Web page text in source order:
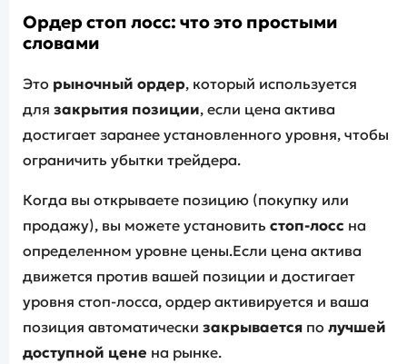
Ордер стоп лосс: что это простыми
словами
Это рыночный ордер, который используется
для закрытия позиции, если цена актива
достигает заранее установленного уровня, чтобы
ограничить убытки трейдера.
Когда вы открываете позицию (покупку или
продажу), вы можете установить стоп-лосс на
определенном уровне цены.Если цена актива
движется против вашей позиции и достигает
уровня стоп-лосса, ордер активируется и ваша
позиция автоматически закрывается по лучшей
доступной цене на рынке.